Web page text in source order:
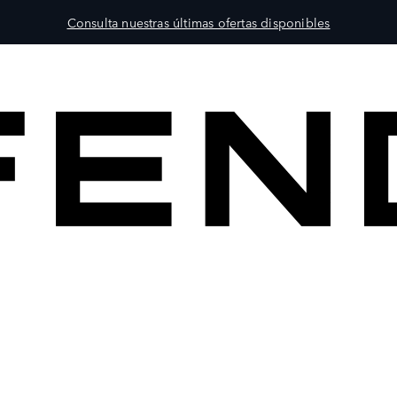
Consulta nuestras últimas ofertas disponibles